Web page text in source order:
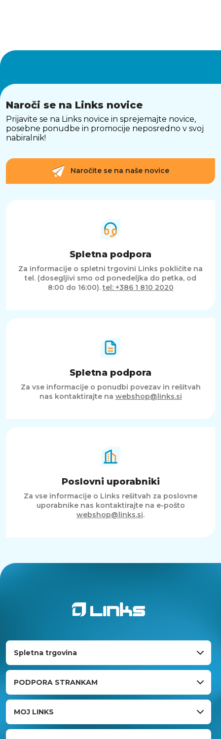
Naroči se na Links novice
Prijavite se na Links novice in sprejemajte novice,
posebne ponudbe in promocije neposredno v svoj
nabiralnik!
Naročite se na naše novice
Spletna podpora
Za informacije o spletni trgovini Links pokličite na
tel. (dosegljivi smo od ponedeljka do petka, od
8:00 do 16:00).tel: +386 1 810 2020
Spletna podpora
Za vse informacije o ponudbi povezav in rešitvah
nas kontaktirajte na webshop@links.si
Poslovni uporabniki
Za vse informacije o Links rešitvah za poslovne
uporabnike nas kontaktirajte na e-pošto
webshop@links.si.
Spletna trgovina
PODPORA STRANKAM
MOJ LINKS